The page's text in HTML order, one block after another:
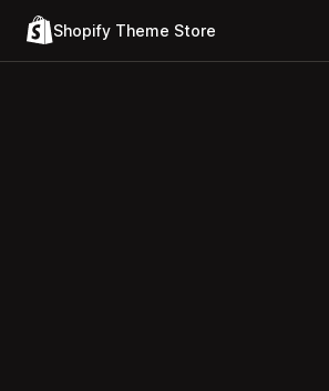
Shopify Theme Store